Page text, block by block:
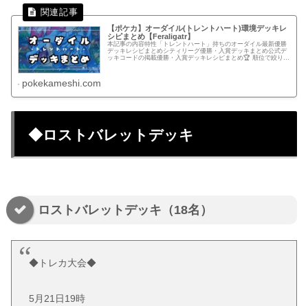
【ポケカ】オーダイル(トレントハート)環境デッキレ
シピまとめ【Feraligatr】
本記事の内容特性「トレントハート」持ちのオーダイル最新優勝
デッキレシピまとめシティリーグ優勝・入賞デッキまとめ公式デ
ッキコードの掲載優勝・入賞デッキレシピまとめ🏆 順位で絞り込
pokekameshi.com
◆ロストバレットデッキ
ロストバレットデッキ（18名）
◆トレカ大会◆
5月21日19時